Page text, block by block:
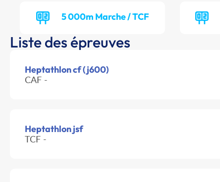
5 000m Marche / TCF
Liste des épreuves
Heptathlon cf (j600)
CAF -
Heptathlon jsf
TCF -